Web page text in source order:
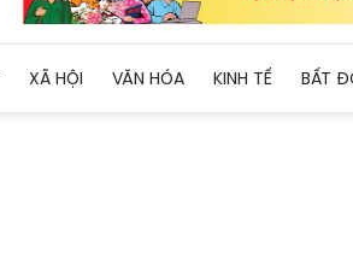
XÃ HỘI VĂN HÓA KINH TẾ BẤT